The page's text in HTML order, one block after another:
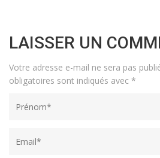
LAISSER UN
Votre adresse e-mail ne sera pas
obligatoires sont indiqués avec *